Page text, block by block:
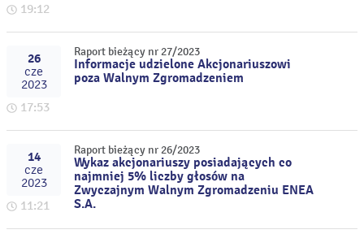
19:12
26
cze
2023
17:53
Raport bieżący nr 27/2023
Informacje udzielone Akcjonariuszowi
poza Walnym Zgromadzeniem
14
cze
2023
11:21
Raport bieżący nr 26/2023
Wykaz akcjonariuszy posiadających co
najmniej 5% liczby głosów na
Zwyczajnym Walnym Zgromadzeniu ENEA
S.A.